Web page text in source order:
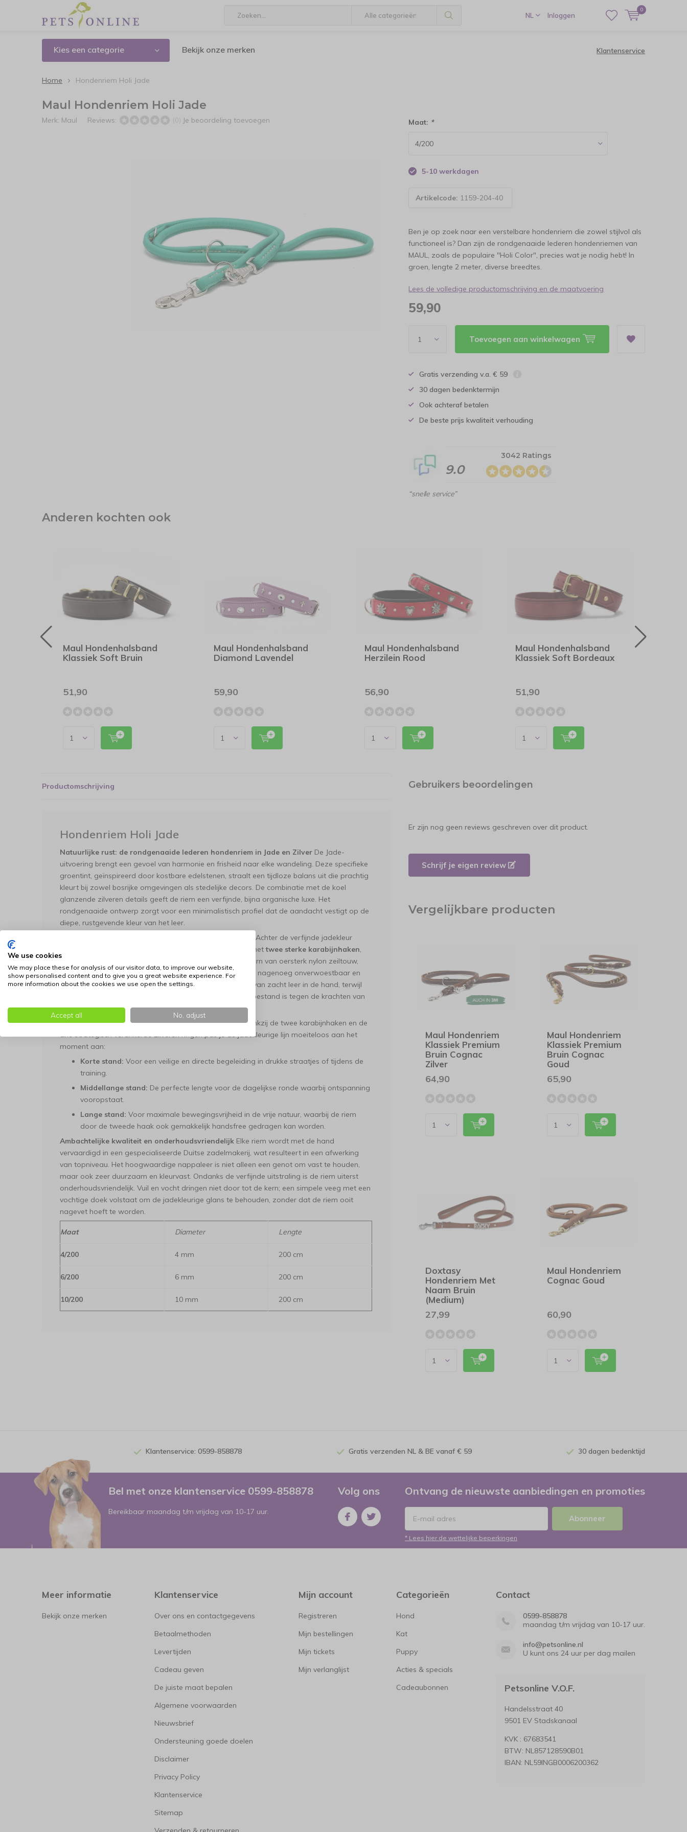
NL Inloggen
0
Kies een categorie Bekijk onze merken Klantenservice
Home Hondenriem Holi Jade
Maul Hondenriem Holi Jade
Merk: Maul Reviews: (0) Je beoordeling toevoegen Maat: *
5-10 werkdagen
Artikelcode: 1159-204-40
Ben je op zoek naar een verstelbare hondenriem die zowel stijlvol als
functioneel is? Dan zijn de rondgenaaide lederen hondenriemen van
MAUL, zoals de populaire "Holi Color", precies wat je nodig hebt! In
groen, lengte 2 meter, diverse breedtes.
Lees de volledige productomschrijving en de maatvoering
59,90
Toevoegen aan winkelwagen
Gratis verzending v.a. € 59
30 dagen bedenktermijn
Ook achteraf betalen
De beste prijs kwaliteit verhouding
9.0
3042 Ratings
“snelle service”
Anderen kochten ook
Maul Hondenhalsband
Klassiek Soft Bruin
51,90
Maul Hondenhalsband
Diamond Lavendel
59,90
Maul Hondenhalsband
Herzilein Rood
56,90
Maul Hondenhalsband
Klassiek Soft Bordeaux
51,90
Productomschrijving
Hondenriem Holi Jade
Natuurlijke rust: de rondgenaaide lederen hondenriem in Jade en Zilver De Jade-
uitvoering brengt een gevoel van harmonie en frisheid naar elke wandeling. Deze specifieke
groentint, geïnspireerd door kostbare edelstenen, straalt een tijdloze balans uit die prachtig
kleurt bij zowel bosrijke omgevingen als stedelijke decors. De combinatie met de koel
glanzende zilveren details geeft de riem een verfijnde, bijna organische luxe. Het
rondgenaaide ontwerp zorgt voor een minimalistisch profiel dat de aandacht vestigt op de
diepe, rustgevende kleur van het leer.
Achter de verfijnde jadekleur
schuilt een kern van absolute kracht. De riem is uitgerust mettwee sterke karabijnhaken,
die een veilige en veelzijdige verbinding garanderen. De kern van oersterk nylon zeiltouw,
omhuld door het zijdezachte nappaleer, maakt deze riem nagenoeg onverwoestbaar en
extreem scheurbestendig. Je ervaart het ultieme comfort van zacht leer in de hand, terwijl
de onzichtbare nylonkern de zekerheid biedt dat de riem bestand is tegen de krachten van
elke actieve hond.
Optimale flexibiliteit met 3-voudige verstelbaarheidDankzij de twee karabijnhaken en de
drie strategisch verankerde zilveren ringen pas je de jadekleurige lijn moeiteloos aan het
moment aan:
Korte stand: Voor een veilige en directe begeleiding in drukke straatjes of tijdens de
training.
Middellange stand: De perfecte lengte voor de dagelijkse ronde waarbij ontspanning
vooropstaat.
Lange stand: Voor maximale bewegingsvrijheid in de vrije natuur, waarbij de riem
door de tweede haak ook gemakkelijk handsfree gedragen kan worden.
Ambachtelijke kwaliteit en onderhoudsvriendelijk Elke riem wordt met de hand
vervaardigd in een gespecialiseerde Duitse zadelmakerij, wat resulteert in een afwerking
van topniveau. Het hoogwaardige nappaleer is niet alleen een genot om vast te houden,
maar ook zeer duurzaam en kleurvast. Ondanks de verfijnde uitstraling is de riem uiterst
onderhoudsvriendelijk. Vuil en vocht dringen niet door tot de kern; een simpele veeg met een
vochtige doek volstaat om de jadekleurige glans te behouden, zonder dat de riem ooit
nagevet hoeft te worden.
Maat Diameter Lengte
4/200 4 mm 200 cm
6/200 6 mm 200 cm
10/200 10 mm 200 cm
Gebruikers beoordelingen
Er zijn nog geen reviews geschreven over dit product.
Schrijf je eigen review
Vergelijkbare producten
Maul Hondenriem
Klassiek Premium
Bruin Cognac
Zilver
64,90
Maul Hondenriem
Klassiek Premium
Bruin Cognac
Goud
65,90
Doxtasy
Hondenriem Met
Naam Bruin
(Medium)
27,99
Maul Hondenriem
Cognac Goud
60,90
Klantenservice: 0599-858878 Gratis verzenden NL & BE vanaf € 59 30 dagen bedenktijd
Bel met onze klantenservice 0599-858878
Bereikbaar maandag t/m vrijdag van 10-17 uur.
Volg ons Ontvang de nieuwste aanbiedingen en promoties
Abonneer
* Lees hier de wettelijke beperkingen
Meer informatie
Bekijk onze merken
Klantenservice
Over ons en contactgegevens
Betaalmethoden
Levertijden
Cadeau geven
De juiste maat bepalen
Algemene voorwaarden
Nieuwsbrief
Ondersteuning goede doelen
Disclaimer
Privacy Policy
Klantenservice
Sitemap
Mijn account
Registreren
Mijn bestellingen
Mijn tickets
Mijn verlanglijst
Categorieën
Hond
Kat
Puppy
Acties & specials
Cadeaubonnen
Contact
0599-858878
maandag t/m vrijdag van 10-17 uur.
info@petsonline.nl
U kunt ons 24 uur per dag mailen
Petsonline V.O.F.
Handelsstraat 40
9501 EV Stadskanaal
KVK : 67683541
BTW: NL857128590B01
IBAN: NL59INGB0006200362
We use cookies
We may place these for analysis of our visitor data, to improve our website,
show personalised content and to give you a great website experience. For
more information about the cookies we use open the settings.
Accept all No, adjust